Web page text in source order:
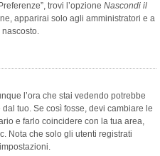
trovi l’opzione Nascondi il
apparirai solo agli amministratori e a
nascosto.
l’ora che stai vedendo potrebbe
tuo. Se così fosse, devi cambiare le
e farlo coincidere con la tua area,
Nota che solo gli utenti registrati